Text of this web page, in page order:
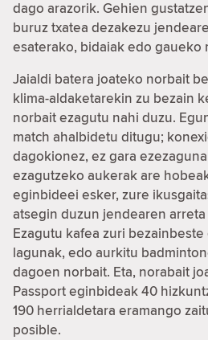
dago arazorik. Gehien
buruz txatea dezakezu
esaterako, bidaiak edo gaueko
Jaialdi batera joateko norbait
klima-aldaketarekin zu bezain
norbait ezagutu nahi duzu.
match ahalbidetu ditugu;
dagokionez, ez gara
ezagutzeko aukerak are
eginbideei esker, zure
atsegin duzun jendearen
Ezagutu kafea zuri
lagunak, edo aurkitu
dagoen norbait. Eta, norabait
Passport eginbideak 40
190 herrialdetara eramango
posible.